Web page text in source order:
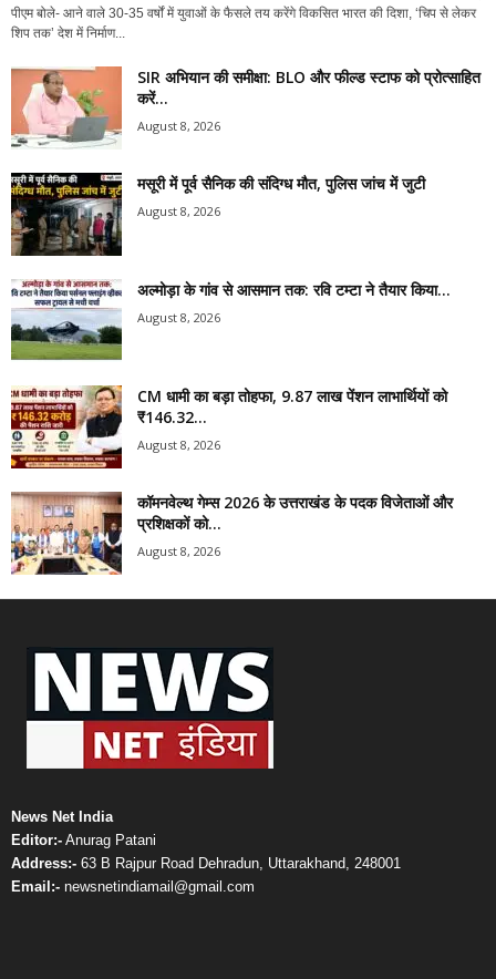
पीएम बोले- आने वाले 30-35 वर्षों में युवाओं के फैसले तय करेंगे विकसित भारत की दिशा, ‘चिप से लेकर
शिप तक’ देश में निर्माण...
SIR अभियान की समीक्षा: BLO और फील्ड स्टाफ को प्रोत्साहित
करें...
August 8, 2026
मसूरी में पूर्व सैनिक की संदिग्ध मौत, पुलिस जांच में जुटी
August 8, 2026
अल्मोड़ा के गांव से आसमान तक: रवि टम्टा ने तैयार किया...
August 8, 2026
CM धामी का बड़ा तोहफा, 9.87 लाख पेंशन लाभार्थियों को
₹146.32...
August 8, 2026
कॉमनवेल्थ गेम्स 2026 के उत्तराखंड के पदक विजेताओं और
प्रशिक्षकों को...
August 8, 2026
News Net India
Editor:- Anurag Patani
Address:- 63 B Rajpur Road Dehradun, Uttarakhand, 248001
Email:- newsnetindiamail@gmail.com